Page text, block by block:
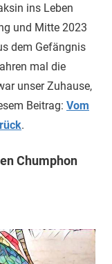
ins Leben
und Mitte 2023
dem Gefängnis
mal die
unser Zuhause,
Beitrag: Vom
.
Chumphon